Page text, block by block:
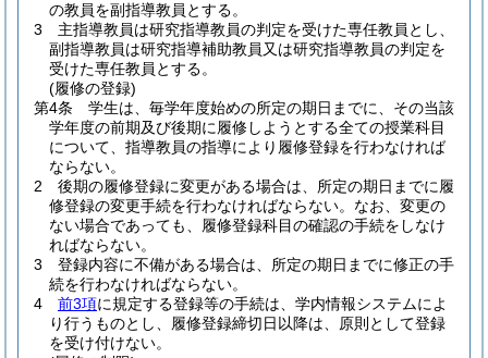
の教員を副指導教員とする。
3
主指導教員は研究指導教員の判定を受けた専任教員とし、
副指導教員は研究指導補助教員又は研究指導教員の判定を
受けた専任教員とする。
(履修の登録)
第4条
学生は、毎学年度始めの所定の期日までに、その当該
学年度の前期及び後期に履修しようとする全ての授業科目
について、指導教員の指導により履修登録を行わなければ
ならない。
2
後期の履修登録に変更がある場合は、所定の期日までに履
修登録の変更手続を行わなければならない。 なお、変更の
ない場合であっても、履修登録科目の確認の手続をしなけ
ればならない。
3
登録内容に不備がある場合は、所定の期日までに修正の手
続を行わなければならない。
4
前3項に規定する登録等の手続は、学内情報システムによ
り行うものとし、履修登録締切日以降は、原則として登録
を受け付けない。